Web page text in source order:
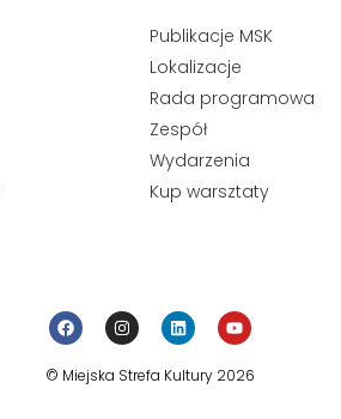
Publikacje MSK
Lokalizacje
Rada programowa
Zespół
Wydarzenia
Kup warsztaty
© Miejska Strefa Kultury 2026